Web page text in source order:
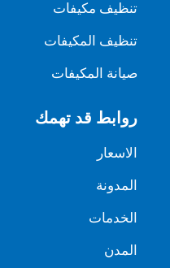
تنظيف مكيفات
تنظيف المكيفات
صيانة المكيفات
روابط قد تهمك
الاسعار
المدونة
الخدمات
المدن